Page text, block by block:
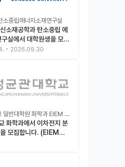
소중립에너지소재연구실
소재공학과 탄소중립 에
실에서 대학원생을 모집
~ 2026.09.30
성균관대학교 일반대학원 화학과 EIEM Lab
화학과에서 이차전지 분
모집합니다. (EIEM